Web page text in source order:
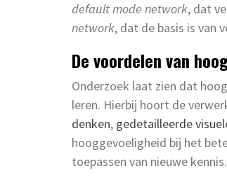
default mode network, dat
network, dat de basis is van
De voordelen van
Onderzoek laat zien dat
leren. Hierbij hoort de
denken, gedetailleerde
hooggevoeligheid bij het
toepassen van nieuwe kennis.